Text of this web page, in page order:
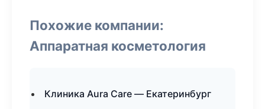
Похожие компании:
Аппаратная косметология
Клиника Aura Care — Екатеринбург